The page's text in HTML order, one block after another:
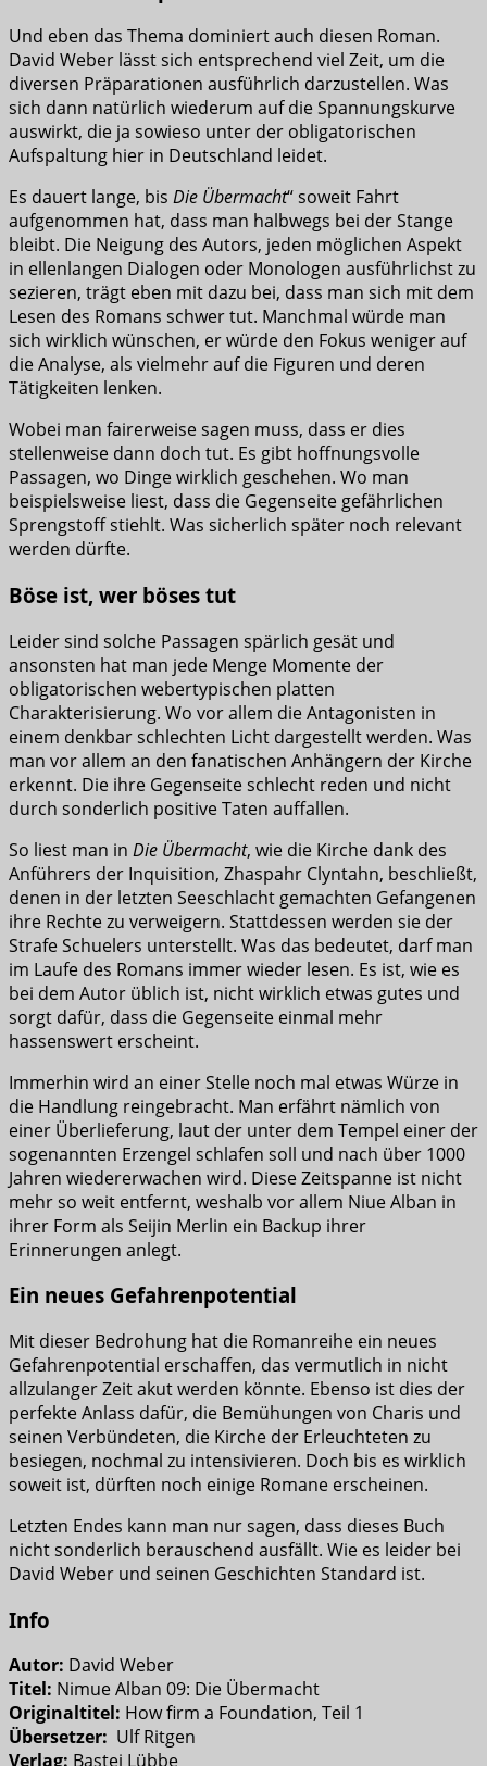
Und eben das Thema dominiert auch diesen Roman.
David Weber lässt sich entsprechend viel Zeit, um die
diversen Präparationen ausführlich darzustellen. Was
sich dann natürlich wiederum auf die Spannungskurve
auswirkt, die ja sowieso unter der obligatorischen
Aufspaltung hier in Deutschland leidet.
Es dauert lange, bis Die Übermacht“ soweit Fahrt
aufgenommen hat, dass man halbwegs bei der Stange
bleibt. Die Neigung des Autors, jeden möglichen Aspekt
in ellenlangen Dialogen oder Monologen ausführlichst zu
sezieren, trägt eben mit dazu bei, dass man sich mit dem
Lesen des Romans schwer tut. Manchmal würde man
sich wirklich wünschen, er würde den Fokus weniger auf
die Analyse, als vielmehr auf die Figuren und deren
Tätigkeiten lenken.
Wobei man fairerweise sagen muss, dass er dies
stellenweise dann doch tut. Es gibt hoffnungsvolle
Passagen, wo Dinge wirklich geschehen. Wo man
beispielsweise liest, dass die Gegenseite gefährlichen
Sprengstoff stiehlt. Was sicherlich später noch relevant
werden dürfte.
Böse ist, wer böses tut
Leider sind solche Passagen spärlich gesät und
ansonsten hat man jede Menge Momente der
obligatorischen webertypischen platten
Charakterisierung. Wo vor allem die Antagonisten in
einem denkbar schlechten Licht dargestellt werden. Was
man vor allem an den fanatischen Anhängern der Kirche
erkennt. Die ihre Gegenseite schlecht reden und nicht
durch sonderlich positive Taten auffallen.
So liest man in Die Übermacht, wie die Kirche dank des
Anführers der Inquisition, Zhaspahr Clyntahn, beschließt,
denen in der letzten Seeschlacht gemachten Gefangenen
ihre Rechte zu verweigern. Stattdessen werden sie der
Strafe Schuelers unterstellt. Was das bedeutet, darf man
im Laufe des Romans immer wieder lesen. Es ist, wie es
bei dem Autor üblich ist, nicht wirklich etwas gutes und
sorgt dafür, dass die Gegenseite einmal mehr
hassenswert erscheint.
Immerhin wird an einer Stelle noch mal etwas Würze in
die Handlung reingebracht. Man erfährt nämlich von
einer Überlieferung, laut der unter dem Tempel einer der
sogenannten Erzengel schlafen soll und nach über 1000
Jahren wiedererwachen wird. Diese Zeitspanne ist nicht
mehr so weit entfernt, weshalb vor allem Niue Alban in
ihrer Form als Seijin Merlin ein Backup ihrer
Erinnerungen anlegt.
Ein neues Gefahrenpotential
Mit dieser Bedrohung hat die Romanreihe ein neues
Gefahrenpotential erschaffen, das vermutlich in nicht
allzulanger Zeit akut werden könnte. Ebenso ist dies der
perfekte Anlass dafür, die Bemühungen von Charis und
seinen Verbündeten, die Kirche der Erleuchteten zu
besiegen, nochmal zu intensivieren. Doch bis es wirklich
soweit ist, dürften noch einige Romane erscheinen.
Letzten Endes kann man nur sagen, dass dieses Buch
nicht sonderlich berauschend ausfällt. Wie es leider bei
David Weber und seinen Geschichten Standard ist.
Info
Autor: David Weber
Titel: Nimue Alban 09: Die Übermacht
Originaltitel: How firm a Foundation, Teil 1
Übersetzer: Ulf Ritgen
Verlag: Bastei Lübbe